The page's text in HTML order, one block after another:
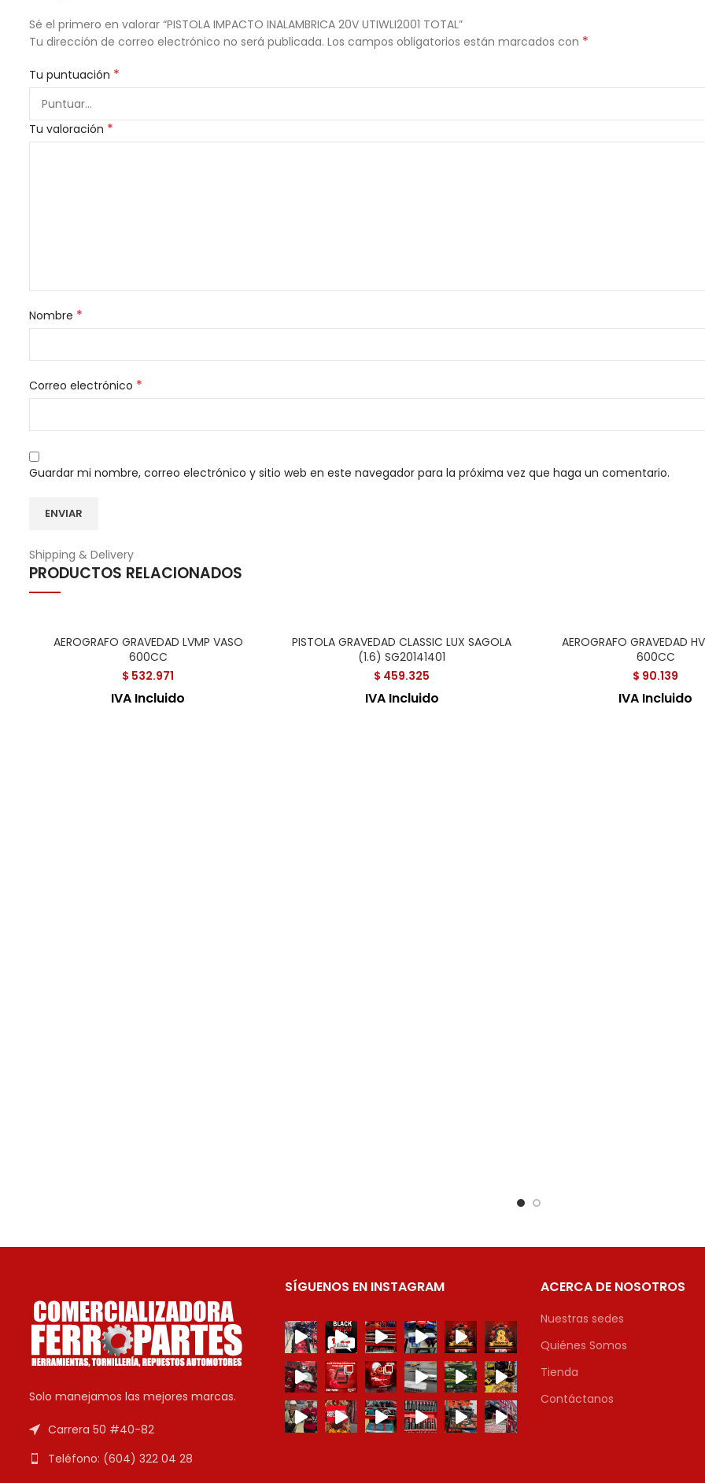
Sé el primero en valorar “PISTOLA IMPACTO INALAMBRICA 20V UTIWLI2001 TOTAL”
Tu dirección de correo electrónico no será publicada. Los campos obligatorios están marcados con *
Tu puntuación *
Tu valoración *
Nombre *
Correo electrónico *
Guardar mi nombre, correo electrónico y sitio web en este navegador para la próxima vez que haga un comentario.
Shipping & Delivery
PRODUCTOS RELACIONADOS
AEROGRAFO GRAVEDAD LVMP VASO
600CC
$ 532.971
IVA Incluido
PISTOLA GRAVEDAD CLASSIC LUX SAGOLA
(1.6) SG20141401
$ 459.325
IVA Incluido
AEROGRAFO GRAVEDAD
600CC
$ 90.139
IVA Incluido
Solo manejamos las mejores marcas.
Carrera 50 #40-82
Teléfono: (604) 322 04 28
SÍGUENOS EN INSTAGRAM ACERCA DE NOSOTROS
Nuestras sedes
Quiénes Somos
Tienda
Contáctanos